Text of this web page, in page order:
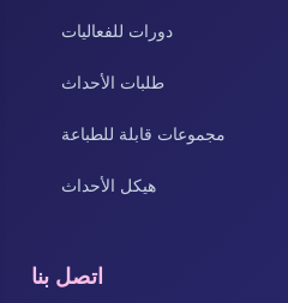
دورات للفعاليات
طلبات الأحداث
مجموعات قابلة للطباعة
هيكل الأحداث
اتصل بنا